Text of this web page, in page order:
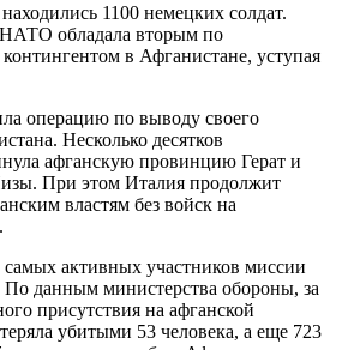
1100 немецких солдат.
НАТО обладала вторым по
в Афганистане, уступая
операцию по выводу своего
Несколько десятков
афганскую провинцию Герат и
При этом Италия продолжит
властям без войск на
активных участников миссии
данным министерства обороны, за
присутствия на афганской
убитыми 53 человека, а еще 723